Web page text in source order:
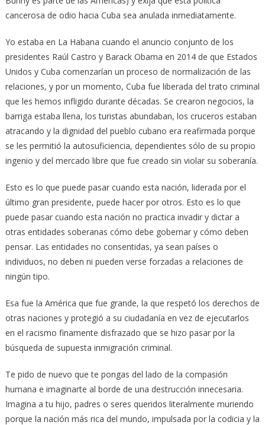
cancerosa de odio hacia Cuba sea anulada inmediatamente.
Yo estaba en La Habana cuando el anuncio conjunto de los
presidentes Raúl Castro y Barack Obama en 2014 de que Estados
Unidos y Cuba comenzarían un proceso de normalización de las
relaciones, y por un momento, Cuba fue liberada del trato criminal
que les hemos infligido durante décadas. Se crearon negocios, la
barriga estaba llena, los turistas abundaban, los cruceros estaban
atracando y la dignidad del pueblo cubano era reafirmada porque
se les permitió la autosuficiencia, dependientes sólo de su propio
ingenio y del mercado libre que fue creado sin violar su soberanía.
Esto es lo que puede pasar cuando esta nación, liderada por el
último gran presidente, puede hacer por otros. Esto es lo que
puede pasar cuando esta nación no practica invadir y dictar a
otras entidades soberanas cómo debe gobernar y cómo deben
pensar. Las entidades no consentidas, ya sean países o
individuos, no deben ni pueden verse forzadas a relaciones de
ningún tipo.
Esa fue la América que fue grande, la que respetó los derechos de
otras naciones y protegió a su ciudadanía en vez de ejecutarlos
en el racismo finamente disfrazado que se hizo pasar por la
búsqueda de supuesta inmigración criminal.
Te pido de nuevo que te pongas del lado de la compasión
humana e imaginarte al borde de una destrucción innecesaria.
Imagina a tu hijo, padres o seres queridos literalmente muriendo
porque la nación más rica del mundo, impulsada por la codicia y la